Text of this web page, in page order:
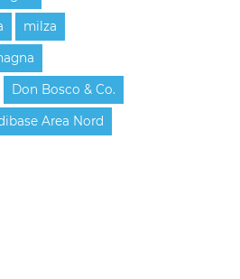
milza
Don Bosco & Co.
Area Nord